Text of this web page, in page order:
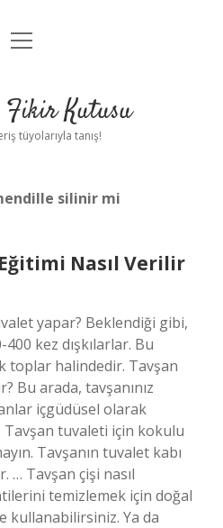
Anasayfa
Uyarı
menüyü
Fikir Kutusu
tüyolarıyla tanış!
silinir mi
Nasıl Verilir
yapar? Beklendiği gibi,
kez dışkılarlar. Bu
toplar halindedir. Tavşan
Bu arada, tavşanınız
içgüdüsel olarak
Tavşan tuvaleti için kokulu
Tavşanın tuvalet kabı
… Tavşan çişi nasıl
temizlemek için doğal
kullanabilirsiniz. Ya da